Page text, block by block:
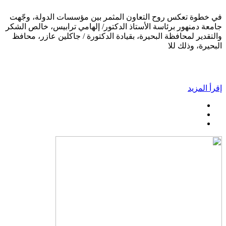
في خطوة تعكس روح التعاون المثمر بين مؤسسات الدولة، وجّهت
جامعة دمنهور برئاسة الأستاذ الدكتور/ إلهامي ترابيس، خالص الشكر
والتقدير لمحافظة البحيرة، بقيادة الدكتورة / جاكلين عازر، محافظ
البحيرة، وذلك للا
إقرأ المزيد